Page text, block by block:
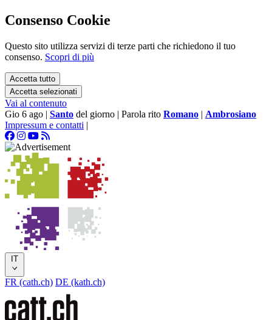
Consenso Cookie
Questo sito utilizza servizi di terze parti che richiedono il tuo
consenso. Scopri di più
Accetta tutto
Accetta selezionati
Vai al contenuto
Gio 6 ago | Santo del giorno | Parola rito Romano | Ambrosiano
Impressum e contatti |
IT
FR (cath.ch) DE (kath.ch)